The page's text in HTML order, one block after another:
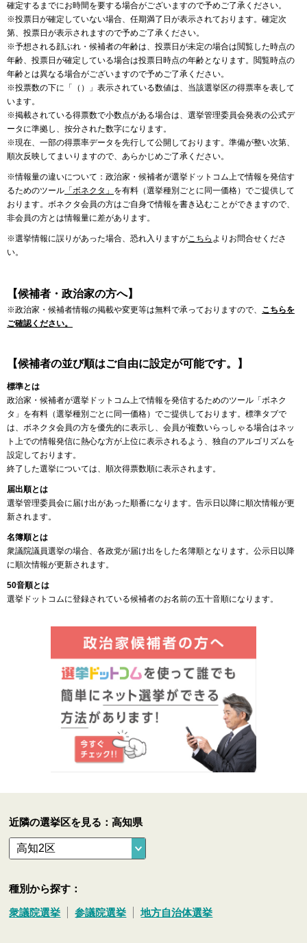
確定するまでにお時間を要する場合がございますので予めご了承ください。
※投票日が確定していない場合、任期満了日が表示されております。確定次
第、投票日が表示されますので予めご了承ください。
※予想される顔ぶれ・候補者の年齢は、投票日が未定の場合は閲覧した時点の
年齢、投票日が確定している場合は投票日時点の年齢となります。閲覧時点の
年齢とは異なる場合がございますので予めご了承ください。
※投票数の下に「（）」表示されている数値は、当該選挙区の得票率を表して
います。
※掲載されている得票数で小数点がある場合は、選挙管理委員会発表の公式デ
ータに準拠し、按分された数字になります。
※現在、一部の得票率データを先行して公開しております。準備が整い次第、
順次反映してまいりますので、あらかじめご了承ください。
※情報量の違いについて：政治家・候補者が選挙ドットコム上で情報を発信す
るためのツール 「ボネクタ」 を有料（選挙種別ごとに同一価格）でご提供して
おります。ボネクタ会員の方はご自身で情報を書き込むことができますので、
非会員の方とは情報量に差があります。
※選挙情報に誤りがあった場合、恐れ入りますがこちら よりお問合せくださ
い。
【候補者・政治家の方へ】
※政治家・候補者情報の掲載や変更等は無料で承っておりますので、 こちらを
ご確認ください。
【候補者の並び順はご自由に設定が可能です。】
標準とは
政治家・候補者が選挙ドットコム上で情報を発信するためのツール「ボネク
タ」を有料（選挙種別ごとに同一価格）でご提供しております。標準タブで
は、ボネクタ会員の方を優先的に表示し、会員が複数いらっしゃる場合はネッ
ト上での情報発信に熱心な方が上位に表示されるよう、独自のアルゴリズムを
設定しております。
終了した選挙については、順次得票数順に表示されます。
届出順とは
選挙管理委員会に届け出があった順番になります。告示日以降に順次情報が更
新されます。
名簿順とは
衆議院議員選挙の場合、各政党が届け出をした名簿順となります。公示日以降
に順次情報が更新されます。
50音順とは
選挙ドットコムに登録されている候補者のお名前の五十音順になります。
近隣の選挙区を見る：高知県
種別から探す：
衆議院選挙 参議院選挙 地方自治体選挙